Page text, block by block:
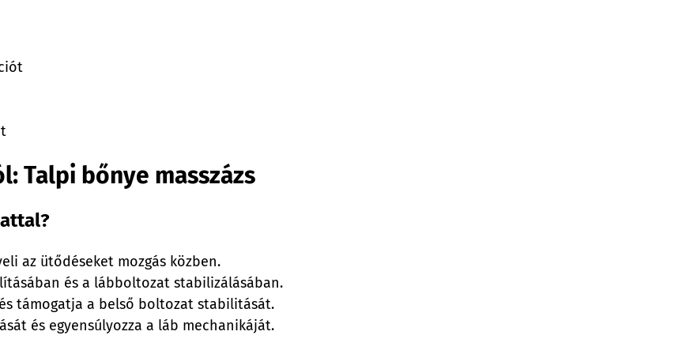
Talpi bőnye masszázs
az ütődéseket mozgás közben.
és a lábboltozat stabilizálásában.
támogatja a belső boltozat stabilitását.
és egyensúlyozza a láb mechanikáját.